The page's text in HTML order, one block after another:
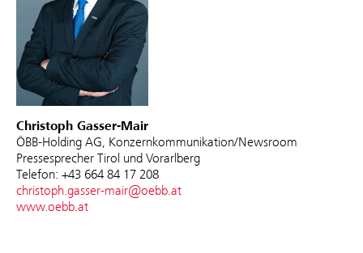
Christoph Gasser-Mair
ÖBB-Holding AG, Konzernkommunikation/Newsroom
Pressesprecher Tirol und Vorarlberg
Telefon: +43 664 84 17 208
christoph.gasser-mair@oebb.at
www.oebb.at